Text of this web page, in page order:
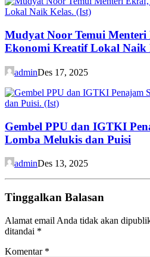
Mudyat Noor Temui
Ekonomi Kreatif Lokal Naik
adminDes 17, 2025
Gembel PPU dan IGTKI
Lomba Melukis dan Puisi
adminDes 13, 2025
Tinggalkan Balasan
Alamat email Anda tidak akan
ditandai *
Komentar *